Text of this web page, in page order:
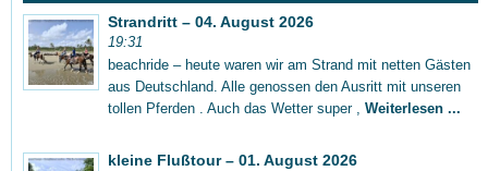
Strandritt – 04. August 2026
19:31
beachride – heute waren wir am Strand mit netten Gästen
aus Deutschland. Alle genossen den Ausritt mit unseren
tollen Pferden . Auch das Wetter super , Weiterlesen ...
kleine Flußtour – 01. August 2026